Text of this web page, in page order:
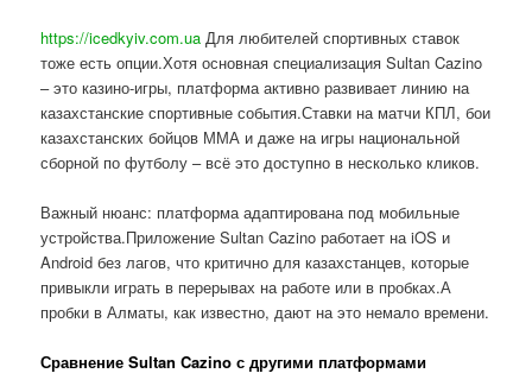
https://icedkyiv.com.ua Для любителей спортивных ставок
тоже есть опции.Хотя основная специализация Sultan Cazino
– это казино-игры, платформа активно развивает линию на
казахстанские спортивные события.Ставки на матчи КПЛ, бои
казахстанских бойцов ММА и даже на игры национальной
сборной по футболу – всё это доступно в несколько кликов.
Важный нюанс: платформа адаптирована под мобильные
устройства.Приложение Sultan Cazino работает на iOS и
Android без лагов, что критично для казахстанцев, которые
привыкли играть в перерывах на работе или в пробках.А
пробки в Алматы, как известно, дают на это немало времени.
Сравнение Sultan Cazino с другими платформами